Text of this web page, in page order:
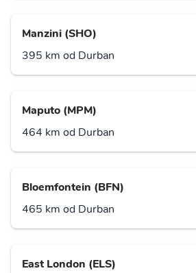
Manzini (SHO)
395 km od Durban
Maputo (MPM)
464 km od Durban
Bloemfontein (BFN)
465 km od Durban
East London (ELS)